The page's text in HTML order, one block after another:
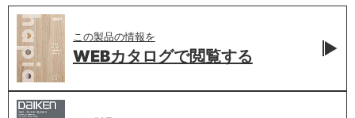
この製品の情報を
WEBカタログで閲覧する